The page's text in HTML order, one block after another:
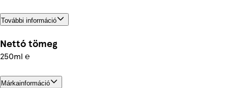
További információ
Nettó tömeg
250ml ℮
Márkainformáció